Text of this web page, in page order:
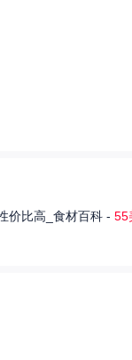
价比高_食材百科 - 55